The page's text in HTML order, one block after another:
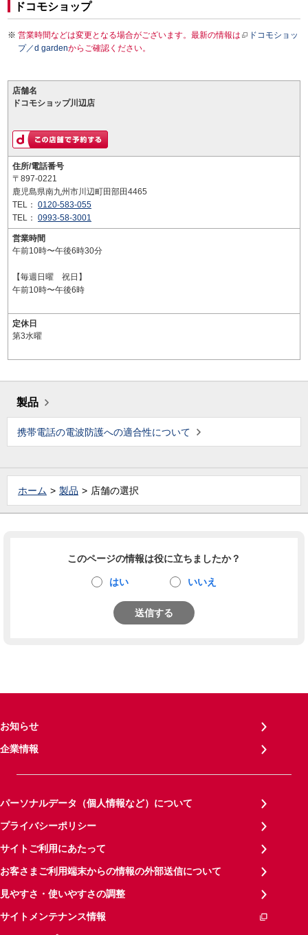
ドコモショップ
営業時間などは変更となる場合がございます。最新の情報は
ドコモショッ
プ／d gardenからご確認ください。
店舗名
ドコモショップ川辺店
住所/電話番号
〒897-0221
鹿児島県南九州市川辺町田部田4465
TEL： 0120-583-055
TEL： 0993-58-3001
営業時間
午前10時〜午後6時30分
【毎週日曜 祝日】
午前10時〜午後6時
定休日
第3水曜
製品
携帯電話の電波防護への適合性について
ホーム 製品 店舗の選択
このページの情報は役に立ちましたか？
はい いいえ
送信する
お知らせ
企業情報
パーソナルデータ（個人情報など）について
プライバシーポリシー
サイトご利用にあたって
お客さまご利用端末からの情報の外部送信について
見やすさ・使いやすさの調整
サイトメンテナンス情報